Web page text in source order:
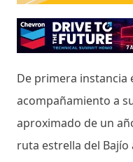
De primera instancia
acompañamiento a
aproximado de un
ruta estrella del Bajío